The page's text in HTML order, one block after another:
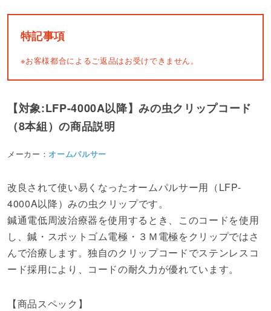
特記事項
※お客様都合によるご返品はお受けできません。
【対象:LFP-4000A以降】みの虫クリップコード
（8本組）の商品説明
メーカー： オームパルサー
改良されて使い易くなったオームパルサー用（LFP-
4000A以降）みの虫クリップです。
鍼通電低周波治療器を使用するとき、このコードを使用
し、鍼・スポットゴム電極・３Ｍ電極をクリップではさ
んで治療します。独自のクリップコードでステンレスコ
ード採用により、コードの耐久力が優れています。
【商品スペック】